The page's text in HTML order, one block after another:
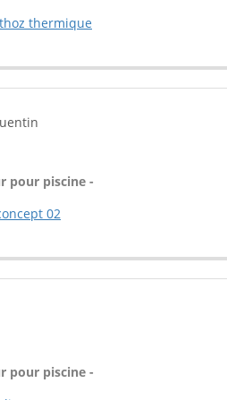
thermique
pour piscine -
02
pour piscine -